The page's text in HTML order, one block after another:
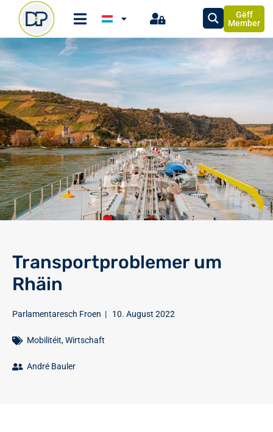
Gëff
Member
Transportproblemer um
Rhäin
Parlamentaresch Froen | 10. August 2022
Mobilitéit,Wirtschaft
André Bauler